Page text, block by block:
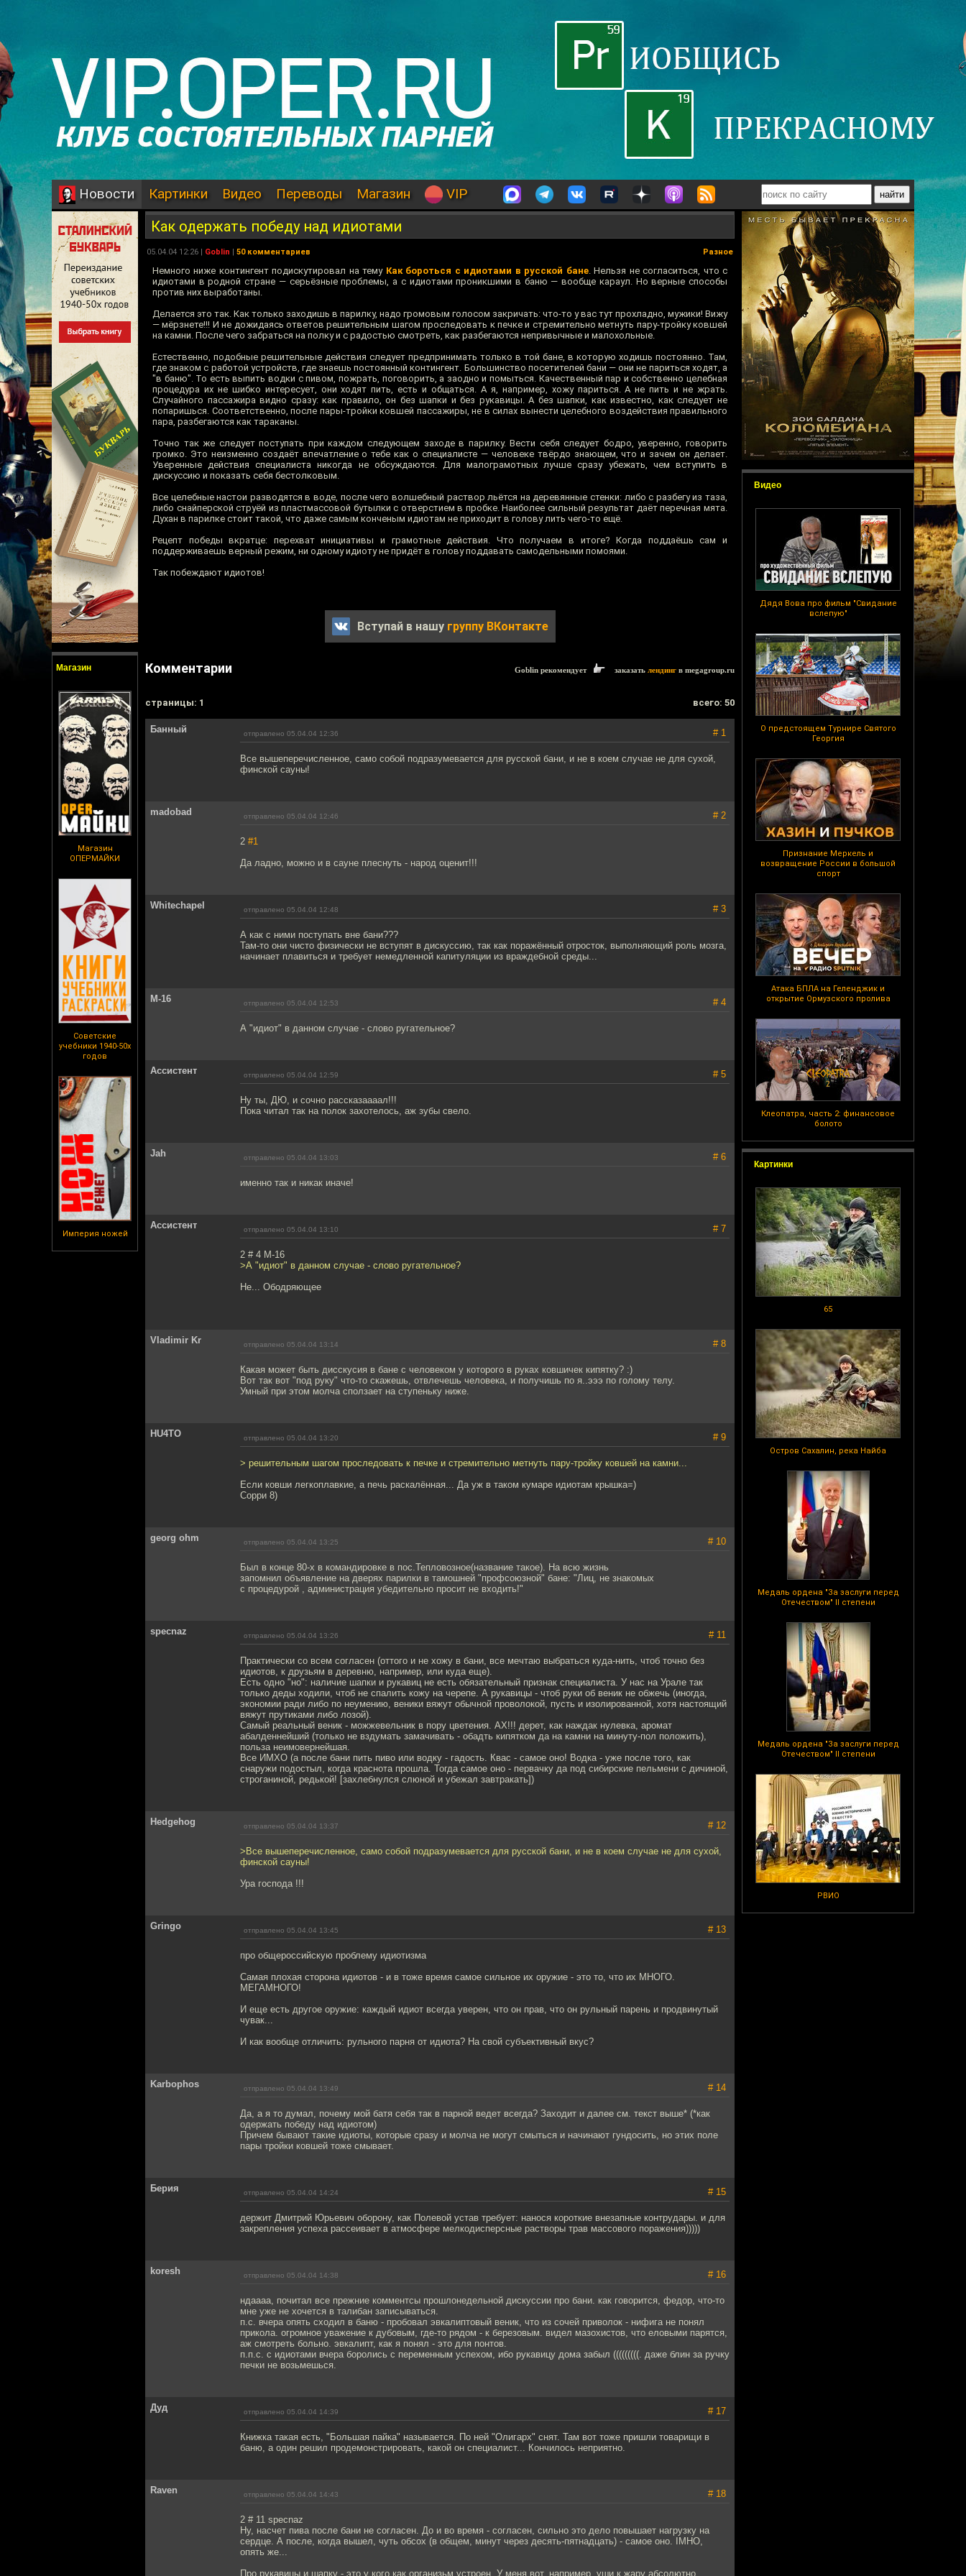
Новости Картинки Видео Переводы Магазин VIP
Магазин
Магазин
ОПЕРМАЙКИ
Советские
учебники 1940-50х
годов
Империя ножей
Видео
Дядя Вова про фильм "Свидание
вслепую"
О предстоящем Турнире Святого
Георгия
Признание Меркель и
возвращение России в большой
спорт
Атака БПЛА на Геленджик и
открытие Ормузского пролива
Клеопатра, часть 2: финансовое
болото
Картинки
65
Остров Сахалин, река Найба
Медаль ордена "За заслуги перед
Отечеством" II степени
Медаль ордена "За заслуги перед
Отечеством" II степени
РВИО
Как одержать победу над идиотами
05.04.04 12:26 | Goblin | 50 комментариев Разное
Немного ниже контингент подискутировал на тему Как бороться с идиотами в русской бане. Нельзя не согласиться, что с
идиотами в родной стране — серьёзные проблемы, а с идиотами проникшими в баню — вообще караул. Но верные способы
против них выработаны.
Делается это так. Как только заходишь в парилку, надо громовым голосом закричать: что-то у вас тут прохладно, мужики! Вижу
— мёрзнете!!! И не дожидаясь ответов решительным шагом проследовать к печке и стремительно метнуть пару-тройку ковшей
на камни. После чего забраться на полку и с радостью смотреть, как разбегаются непривычные и малохольные.
Естественно, подобные решительные действия следует предпринимать только в той бане, в которую ходишь постоянно. Там,
где знаком с работой устройств, где знаешь постоянный контингент. Большинство посетителей бани — они не париться ходят, а
"в баню". То есть выпить водки с пивом, пожрать, поговорить, а заодно и помыться. Качественный пар и собственно целебная
процедура их не шибко интересует, они ходят пить, есть и общаться. А я, например, хожу париться. А не пить и не жрать.
Случайного пассажира видно сразу: как правило, он без шапки и без рукавицы. А без шапки, как известно, как следует не
попаришься. Соответственно, после пары-тройки ковшей пассажиры, не в силах вынести целебного воздействия правильного
пара, разбегаются как тараканы.
Точно так же следует поступать при каждом следующем заходе в парилку. Вести себя следует бодро, уверенно, говорить
громко. Это неизменно создаёт впечатление о тебе как о специалисте — человеке твёрдо знающем, что и зачем он делает.
Уверенные действия специалиста никогда не обсуждаются. Для малограмотных лучше сразу убежать, чем вступить в
дискуссию и показать себя бестолковым.
Все целебные настои разводятся в воде, после чего волшебный раствор льётся на деревянные стенки: либо с разбегу из таза,
либо снайперской струёй из пластмассовой бутылки с отверстием в пробке. Наиболее сильный результат даёт перечная мята.
Духан в парилке стоит такой, что даже самым конченым идиотам не приходит в голову лить чего-то ещё.
Рецепт победы вкратце: перехват инициативы и грамотные действия. Что получаем в итоге? Когда поддаёшь сам и
поддерживаешь верный режим, ни одному идиоту не придёт в голову поддавать самодельными помоями.
Так побеждают идиотов!
Вступай в нашу группу ВКонтакте
Комментарии Goblin рекомендует заказать лендинг в megagroup.ru
cтраницы: 1 всего: 50
Банный отправлено 05.04.04 12:36 # 1
Все вышеперечисленное, само собой подразумевается для русской бани, и не в коем случае не для сухой,
финской сауны!
madobad отправлено 05.04.04 12:46 # 2
2 #1
Да ладно, можно и в сауне плеснуть - народ оценит!!!
Whitechapel отправлено 05.04.04 12:48 # 3
А как с ними поступать вне бани???
Там-то они чисто физически не вступят в дискуссию, так как поражённый отросток, выполняющий роль мозга,
начинает плавиться и требует немедленной капитуляции из враждебной среды...
M-16 отправлено 05.04.04 12:53 # 4
А "идиот" в данном случае - слово ругательное?
Ассистент отправлено 05.04.04 12:59 # 5
Ну ты, ДЮ, и сочно рассказаааал!!!
Пока читал так на полок захотелось, аж зубы свело.
Jah отправлено 05.04.04 13:03 # 6
именно так и никак иначе!
Ассистент отправлено 05.04.04 13:10 # 7
2 # 4 M-16
>А "идиот" в данном случае - слово ругательное?
Не... Ободряющее
Vladimir Kr отправлено 05.04.04 13:14 # 8
Какая может быть дисскусия в бане с человеком у которого в руках ковшичек кипятку? :)
Вот так вот "под руку" что-то скажешь, отвлечешь человека, и получишь по я..эээ по голому телу.
Умный при этом молча сползает на ступеньку ниже.
HU4TO отправлено 05.04.04 13:20 # 9
> решительным шагом проследовать к печке и стремительно метнуть пару-тройку ковшей на камни...
Если ковши легкоплавкие, а печь раскалённая... Да уж в таком кумаре идиотам крышка=)
Сорри 8)
georg ohm отправлено 05.04.04 13:25 # 10
Был в конце 80-х в командировке в пос.Тепловозное(название такое). На всю жизнь
запомнил объявление на дверях парилки в тамошней "профсоюзной" бане: "Лиц, не знакомых
с процедурой , администрация убедительно просит не входить!"
specnaz отправлено 05.04.04 13:26 # 11
Практически со всем согласен (оттого и не хожу в бани, все мечтаю выбраться куда-нить, чтоб точно без
идиотов, к друзьям в деревню, например, или куда еще).
Есть одно "но": наличие шапки и рукавиц не есть обязательный признак специалиста. У нас на Урале так
только деды ходили, чтоб не спалить кожу на черепе. А рукавицы - чтоб руки об веник не обжечь (иногда,
экономии ради либо по неумению, веники вяжут обычной проволокой, пусть и изолированной, хотя настоящий
вяжут прутиками либо лозой).
Самый реальный веник - можжевельник в пору цветения. АХ!!! дерет, как наждак нулевка, аромат
абалденнейший (только не вздумать замачивать - обадть кипятком да на камни на минуту-пол положить),
польза неимовернейшая.
Все ИМХО (а после бани пить пиво или водку - гадость. Квас - самое оно! Водка - уже после того, как
снаружи подостыл, когда краснота прошла. Тогда самое оно - первачку да под сибирские пельмени с дичиной,
строганиной, редькой! [захлебнулся слюной и убежал завтракать])
Hedgehog отправлено 05.04.04 13:37 # 12
>Все вышеперечисленное, само собой подразумевается для русской бани, и не в коем случае не для сухой,
финской сауны!
Ура господа !!!
Gringo отправлено 05.04.04 13:45 # 13
про общероссийскую проблему идиотизма
Самая плохая сторона идиотов - и в тоже время самое сильное их оружие - это то, что их МНОГО.
МЕГАМНОГО!
И еще есть другое оружие: каждый идиот всегда уверен, что он прав, что он рульный парень и продвинутый
чувак...
И как вообще отличить: рульного парня от идиота? На свой субъективный вкус?
Karbophos отправлено 05.04.04 13:49 # 14
Да, а я то думал, почему мой батя себя так в парной ведет всегда? Заходит и далее см. текст выше* (*как
одержать победу над идиотом)
Причем бывают такие идиоты, которые сразу и молча не могут смыться и начинают гундосить, но этих поле
пары тройки ковшей тоже смывает.
Берия отправлено 05.04.04 14:24 # 15
держит Дмитрий Юрьевич оборону, как Полевой устав требует: нанося короткие внезапные контрудары. и для
закрепления успеха рассеивает в атмосфере мелкодисперсные растворы трав массового поражения)))))
koresh отправлено 05.04.04 14:38 # 16
ндаааа, почитал все прежние комментсы прошлонедельной дискуссии про бани. как говорится, федор, что-то
мне уже не хочется в талибан записываться.
п.с. вчера опять сходил в баню - пробовал эвкалиптовый веник, что из сочей приволок - нифига не понял
прикола. огромное уважение к дубовым, где-то рядом - к березовым. видел мазохистов, что еловыми парятся,
аж смотреть больно. эвкалипт, как я понял - это для понтов.
п.п.с. с идиотами вчера боролись с переменным успехом, ибо рукавицу дома забыл (((((((((. даже блин за ручку
печки не возьмешься.
Дуд отправлено 05.04.04 14:39 # 17
Книжка такая есть, "Большая пайка" называется. По ней "Олигарх" снят. Там вот тоже пришли товарищи в
баню, а один решил продемонстрировать, какой он специалист... Кончилось неприятно.
Raven отправлено 05.04.04 14:43 # 18
2 # 11 specnaz
Ну, насчет пива после бани не согласен. До и во время - согласен, сильно это дело повышает нагрузку на
сердце. А после, когда вышел, чуть обсох (в общем, минут через десять-пятнадцать) - самое оно. IMHO,
опять же...
Про рукавицы и шапку - это у кого как организьм устроен. У меня вот, например, уши к жару абсолютно